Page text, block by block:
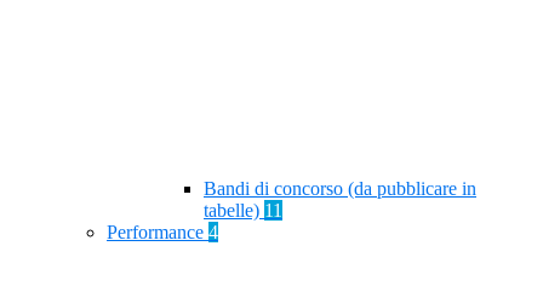
Bandi di concorso (da pubblicare in
tabelle) 11
Performance 4